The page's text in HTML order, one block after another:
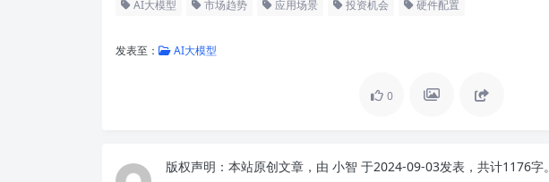
AI大模型 市场趋势 应用场景 投资机会 硬件配置
发表至： AI大模型
0
版权声明： 本站原创文章，由 小智 于2024-09-03发表，共计1176字。